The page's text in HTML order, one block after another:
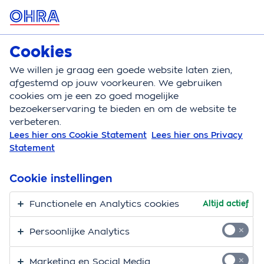
MENU
Motorverzekering
Motorverzekering Schade melden
Schade melden motor
Heb je schade aan je motor? Door bijvoorbeeld een
gemakkelijk online via de OHRA App of Mijn OHRA.
Direct schade melden
Activeer je account
Cookies
We willen je graag een goede website laten zien,
afgestemd op jouw voorkeuren. We gebruiken
cookies om je een zo goed mogelijke
bezoekerservaring te bieden en om de website te
verbeteren.
Lees hier ons Cookie Statement Lees hier ons Privacy
Statement
Cookie instellingen
Functionele en Analytics cookies Altijd actief
Persoonlijke Analytics
Marketing en Social Media